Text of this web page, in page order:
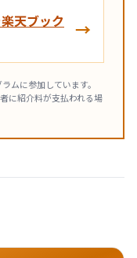
天ブック
→
ムに参加しています。
に紹介料が支払われる場